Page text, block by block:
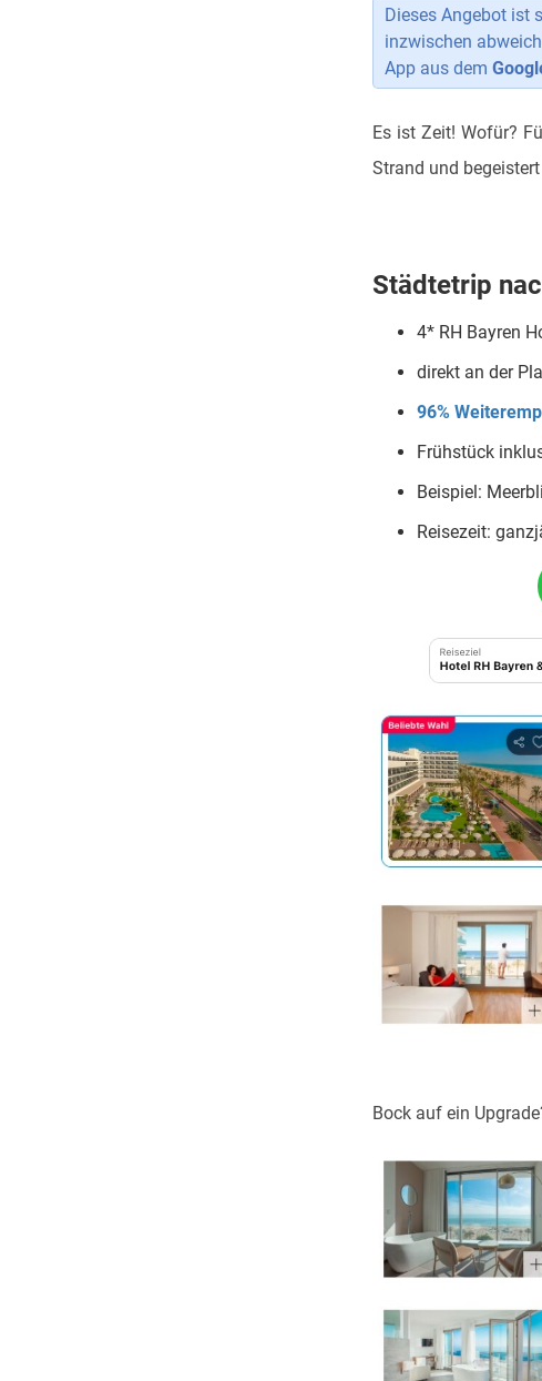
Dieses Angebot ist
inzwischen
App aus dem
Es ist Zeit! Wofür?
Strand und
Städtetrip
4* RH Bayren
direkt an der
96%
Frühstück
Beispiel:
Reisezeit:
Bock auf ein